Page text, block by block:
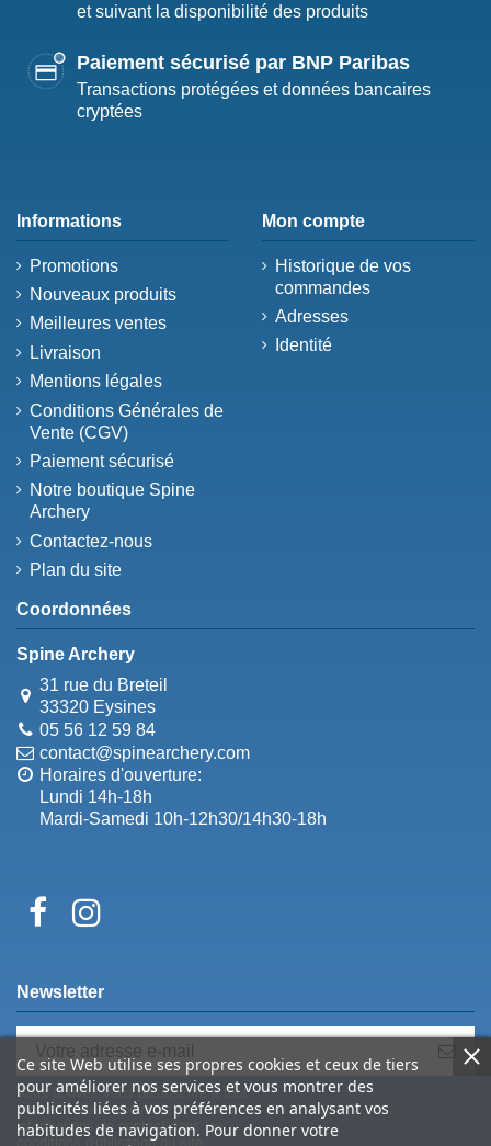
et suivant la disponibilité des produits
Paiement sécurisé par BNP Paribas
Transactions protégées et données bancaires
cryptées
Informations
Promotions
Nouveaux produits
Meilleures ventes
Livraison
Mentions légales
Conditions Générales de
Vente (CGV)
Paiement sécurisé
Notre boutique Spine
Archery
Contactez-nous
Plan du site
Mon compte
Historique de vos
commandes
Adresses
Identité
Coordonnées
Spine Archery
31 rue du Breteil
33320 Eysines
05 56 12 59 84
contact@spinearchery.com
Horaires d'ouverture:
Lundi 14h-18h
Mardi-Samedi 10h-12h30/14h30-18h
Ce site Web utilise ses propres cookies et ceux de tiers
pour améliorer nos services et vous montrer des
publicités liées à vos préférences en analysant vos
habitudes de navigation. Pour donner votre
Newsletter
Vous pouvez vous désinscrire à tout
moment. Vous trouverez pour cela nos
informations de contact dans les
conditions d'utilisation du site.